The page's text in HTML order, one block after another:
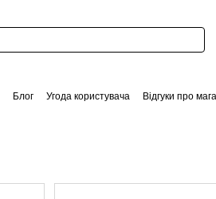
Блог Угода користувача Відгуки про